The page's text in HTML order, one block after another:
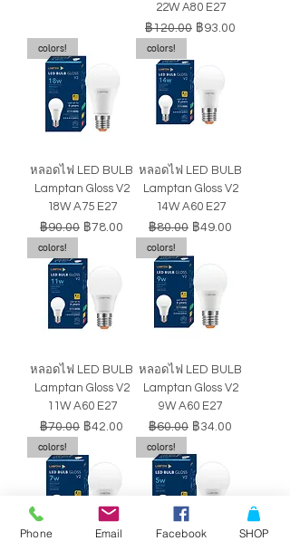
22W A80 E27
ราคาปกติ
฿120.00 ราคาขายลด
฿93.00
colors!
หลอดไฟ LED BULB
Lamptan Gloss V2
18W A75 E27
ราคาปกติ
฿90.00 ราคาขายลด
฿78.00
colors!
หลอดไฟ LED BULB
Lamptan Gloss V2
14W A60 E27
ราคาปกติ
฿80.00 ราคาขายลด
฿49.00
colors!
หลอดไฟ LED BULB
Lamptan Gloss V2
11W A60 E27
ราคาปกติ
฿70.00 ราคาขายลด
฿42.00
colors!
หลอดไฟ LED BULB
Lamptan Gloss V2
9W A60 E27
ราคาปกติ
฿60.00 ราคาขายลด
฿34.00
colors!
colors!
Phone Email Facebook SHOP